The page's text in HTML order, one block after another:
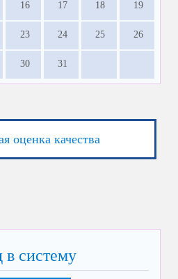
16 17 18 19
23 24 25 26
30 31
оценка качества
в систему